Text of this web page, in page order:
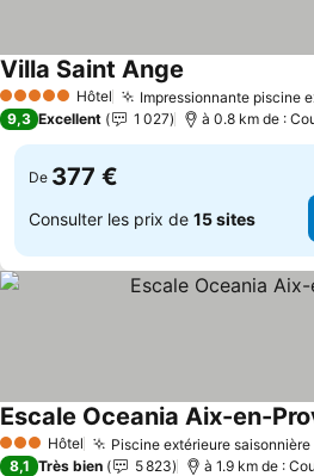
5 Étoiles Hôtel Impressionnante piscine
Villa Saint Ange
9,3 Excellent 1 027 à 0.8 km de :
De 377 €
Consulter les prix de 15 sites
3 ÉtoilesHôtel Piscine extérieure saisonnière
Escale Oceania Aix-en-
8,1 Très bien 5 823 à 1.9 km de :